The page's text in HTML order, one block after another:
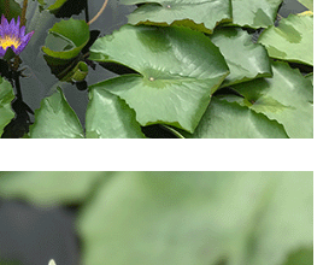
一同心よりお待ちしております。
ラワーパークの夏まつり！！８